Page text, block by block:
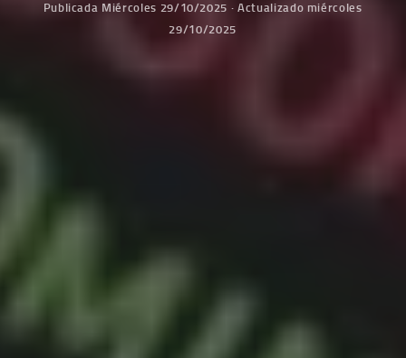
Publicada Miércoles 29/10/2025 · Actualizado miércoles
29/10/2025